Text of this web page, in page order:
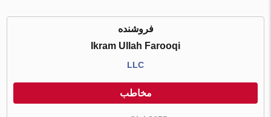
فروشنده
Ikram Ullah Farooqi
LLC
مخاطب